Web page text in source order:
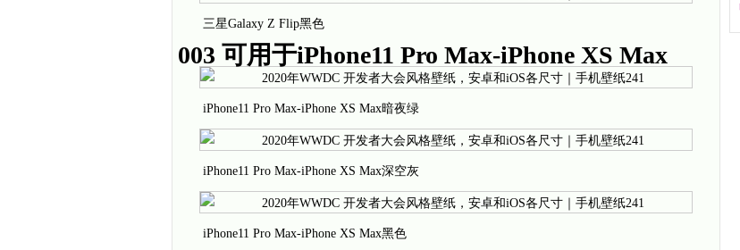
三星Galaxy Z Flip黑色
003 可用于iPhone11 Pro Max-iPhone XS Max
iPhone11 Pro Max-iPhone XS Max暗夜绿
iPhone11 Pro Max-iPhone XS Max深空灰
iPhone11 Pro Max-iPhone XS Max黑色